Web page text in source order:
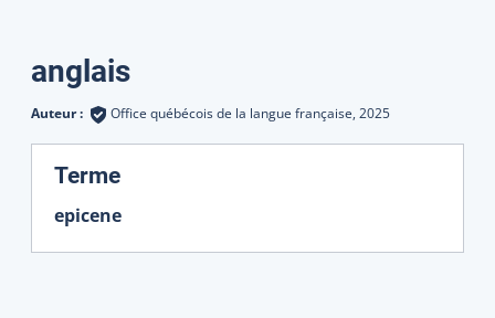
Traductions
anglais
Auteur : Office québécois de la langue française, 2025
Terme:
epicene